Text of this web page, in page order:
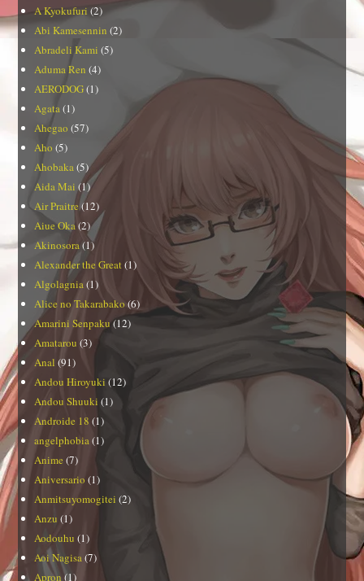
A Kyokufuri (2)
Abi Kamesennin (2)
Abradeli Kami (5)
Aduma Ren (4)
AERODOG(1)
Agata(1)
Ahegao (57)
Aho (5)
Ahobaka(5)
Aida Mai (1)
Air Praitre(12)
Aiue Oka(2)
Akinosora(1)
Alexander the Great(1)
Algolagnia(1)
Alice no Takarabako (6)
Amarini Senpaku(12)
Amatarou (3)
Anal (91)
Andou Hiroyuki (12)
Andou Shuuki (1)
Androide 18 (1)
angelphobia(1)
Anime (7)
Aniversario (1)
Anmitsuyomogitei (2)
Anzu (1)
Aodouhu (1)
Aoi Nagisa(7)
Apron(1)